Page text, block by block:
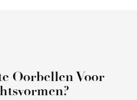
Oorbellen Voor